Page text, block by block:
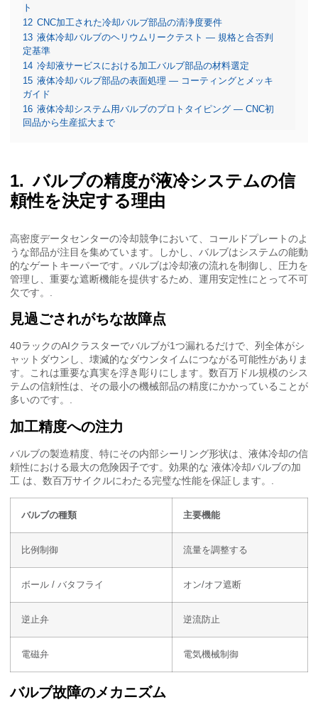
ト
12 CNC加工された冷却バルブ部品の清浄度要件
13 液体冷却バルブのヘリウムリークテスト — 規格と合否判
定基準
14 冷却液サービスにおける加工バルブ部品の材料選定
15 液体冷却バルブ部品の表面処理 — コーティングとメッキ
ガイド
16 液体冷却システム用バルブのプロトタイピング — CNC初
回品から生産拡大まで
バルブの精度が液冷システムの信
頼性を決定する理由
高密度データセンターの冷却競争において、コールドプレートのよ
うな部品が注目を集めています。しかし、バルブはシステムの能動
的なゲートキーパーです。バルブは冷却液の流れを制御し、圧力を
管理し、重要な遮断機能を提供するため、運用安定性にとって不可
欠です。.
見過ごされがちな故障点
40ラックのAIクラスターでバルブが1つ漏れるだけで、列全体がシ
ャットダウンし、壊滅的なダウンタイムにつながる可能性がありま
す。これは重要な真実を浮き彫りにします。数百万ドル規模のシス
テムの信頼性は、その最小の機械部品の精度にかかっていることが
多いのです。.
加工精度への注力
バルブの製造精度、特にその内部シーリング形状は、液体冷却の信
頼性における最大の危険因子です。効果的な 液体冷却バルブの加
工 は、数百万サイクルにわたる完璧な性能を保証します。.
バルブの種類 主要機能
比例制御 流量を調整する
ボール / バタフライ オン/オフ遮断
逆止弁 逆流防止
電磁弁 電気機械制御
バルブ故障のメカニズム